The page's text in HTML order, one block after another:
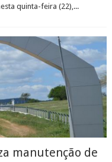
quinta-feira (22),...
manutenção de